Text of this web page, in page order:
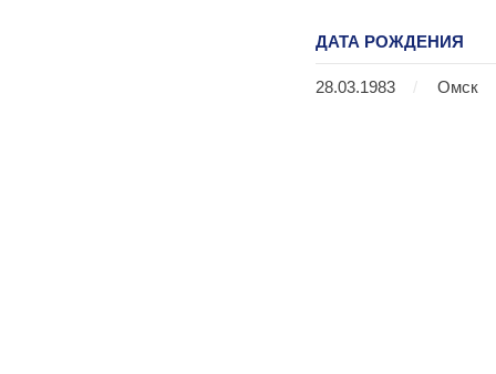
ДАТА РОЖДЕНИЯ
28.03.1983 / Омск